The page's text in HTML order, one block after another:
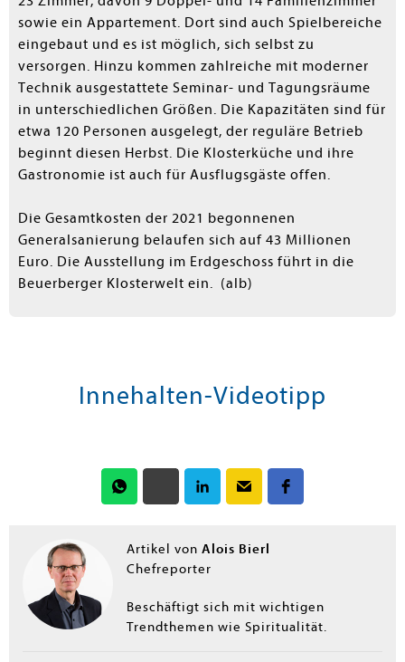
sowie ein Appartement. Dort sind auch Spielbereiche
eingebaut und es ist möglich, sich selbst zu
versorgen. Hinzu kommen zahlreiche mit moderner
Technik ausgestattete Seminar- und Tagungsräume
in unterschiedlichen Größen. Die Kapazitäten sind für
etwa 120 Personen ausgelegt, der reguläre Betrieb
beginnt diesen Herbst. Die Klosterküche und ihre
Gastronomie ist auch für Ausflugsgäste offen.
Die Gesamtkosten der 2021 begonnenen
Generalsanierung belaufen sich auf 43 Millionen
Euro. Die Ausstellung im Erdgeschoss führt in die
Beuerberger Klosterwelt ein. (alb)
Innehalten-Videotipp
Artikel von Alois Bierl
Chefreporter
Beschäftigt sich mit wichtigen
Trendthemen wie Spiritualität.